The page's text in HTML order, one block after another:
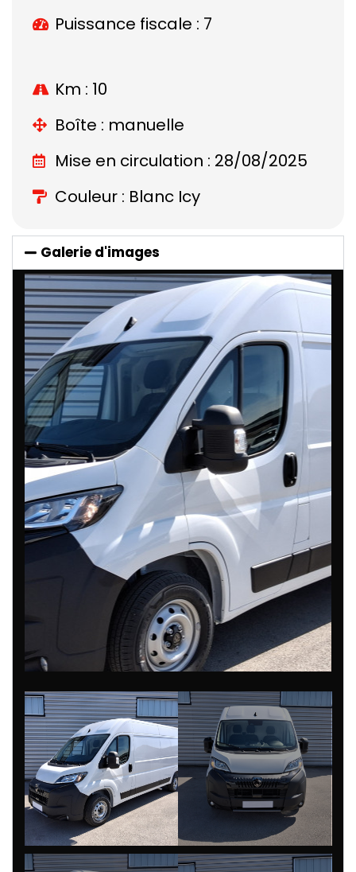
Puissance fiscale : 7
Km : 10
Boîte : manuelle
Mise en circulation : 28/08/2025
Couleur : Blanc Icy
Galerie d'images